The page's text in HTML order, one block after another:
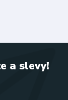
a slevy!